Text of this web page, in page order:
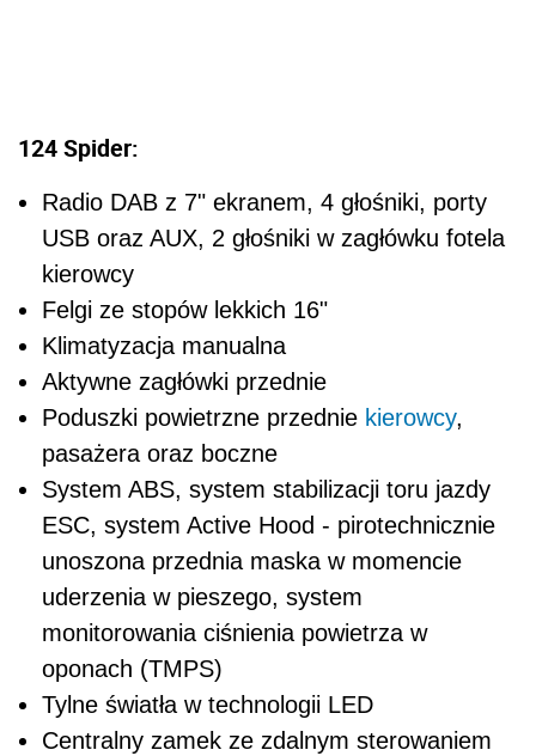
124 Spider:
Radio DAB z 7" ekranem, 4 głośniki, porty
USB oraz AUX, 2 głośniki w zagłówku fotela
kierowcy
Felgi ze stopów lekkich 16"
Klimatyzacja manualna
Aktywne zagłówki przednie
Poduszki powietrzne przednie kierowcy,
pasażera oraz boczne
System ABS, system stabilizacji toru jazdy
ESC, system Active Hood - pirotechnicznie
unoszona przednia maska w momencie
uderzenia w pieszego, system
monitorowania ciśnienia powietrza w
oponach (TMPS)
Tylne światła w technologii LED
Centralny zamek ze zdalnym sterowaniem